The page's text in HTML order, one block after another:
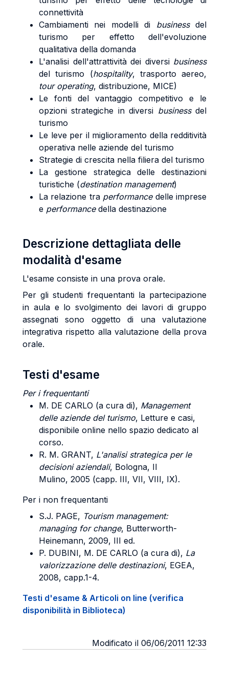
connettività
Cambiamenti nei modelli di businessdel
turismo per effetto dell'evoluzione
qualitativa della domanda
L'analisi dell'attrattività dei diversi business
del turismo (hospitality, trasporto aereo,
tour operating, distribuzione, MICE)
Le fonti del vantaggio competitivo e le
opzioni strategiche in diversi businessdel
turismo
Le leve per il miglioramento della redditività
operativa nelle aziende del turismo
Strategie di crescita nella filiera del turismo
La gestione strategica delle destinazioni
turistiche (destination management)
La relazione tra performancedelle imprese
e performancedella destinazione
Descrizione dettagliata delle
modalità d'esame
L'esame consiste in una prova orale.
Per gli studenti frequentanti la partecipazione
in aula e lo svolgimento dei lavori di gruppo
assegnati sono oggetto di una valutazione
integrativa rispetto alla valutazione della prova
orale.
Testi d'esame
Per i frequentanti
M. DE CARLO (a cura di), Management
delle aziende del turismo, Letture e casi,
disponibile online nello spazio dedicato al
corso.
R. M. GRANT, L'analisi strategica per le
decisioni aziendali, Bologna, Il
Mulino, 2005 (capp. III, VII, VIII, IX).
Per i non frequentanti
S.J. PAGE, Tourism management:
managing for change, Butterworth-
Heinemann, 2009, III ed.
P. DUBINI, M. DE CARLO (a cura di), La
valorizzazione delle destinazioni, EGEA,
2008, capp.1-4.
Testi d'esame & Articoli on line (verifica
disponibilità in Biblioteca)
Modificato il 06/06/2011 12:33